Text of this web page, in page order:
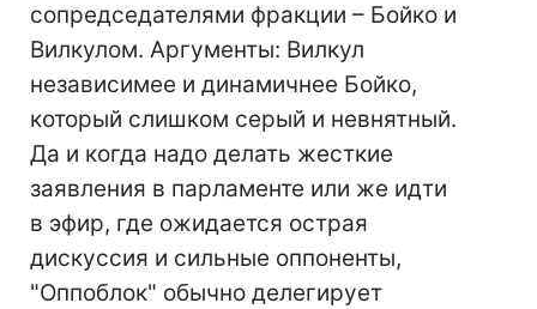
сопредседателями фракции – Бойко и
Вилкулом. Аргументы: Вилкул
независимее и динамичнее Бойко,
который слишком серый и невнятный.
Да и когда надо делать жесткие
заявления в парламенте или же идти
в эфир, где ожидается острая
дискуссия и сильные оппоненты,
"Оппоблок" обычно делегирует